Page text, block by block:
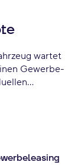
Gewerbe-
oder